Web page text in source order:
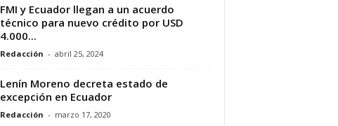
FMI y Ecuador llegan a un acuerdo
técnico para nuevo crédito por USD
4.000...
Redacción - abril 25, 2024
Lenín Moreno decreta estado de
excepción en Ecuador
Redacción - marzo 17, 2020